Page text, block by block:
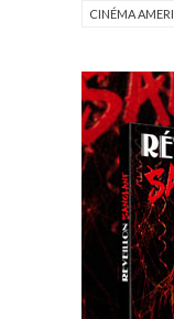
CINÉMA